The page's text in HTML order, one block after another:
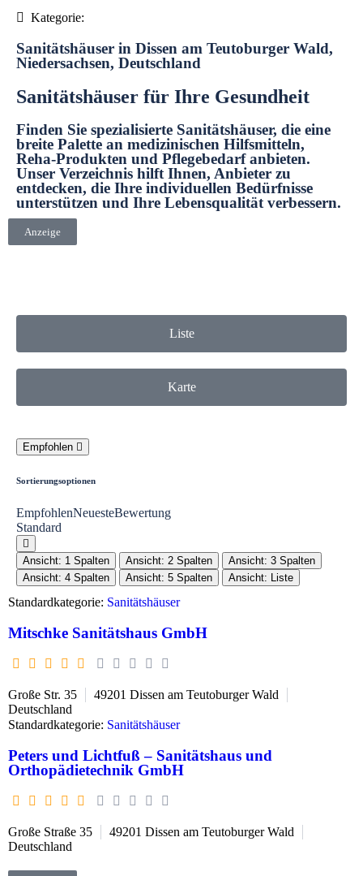
Kategorie:
Sanitätshäuser in Dissen am Teutoburger Wald,
Niedersachsen, Deutschland
Sanitätshäuser für Ihre Gesundheit
Finden Sie spezialisierte Sanitätshäuser, die eine
breite Palette an medizinischen Hilfsmitteln,
Reha-Produkten und Pflegebedarf anbieten.
Unser Verzeichnis hilft Ihnen, Anbieter zu
entdecken, die Ihre individuellen Bedürfnisse
unterstützen und Ihre Lebensqualität verbessern.
Anzeige
Liste
Karte
Empfohlen
Sortierungsoptionen
EmpfohlenNeuesteBewertung
Standard
Ansicht: 1 Spalten Ansicht: 2 Spalten
Ansicht: 3 Spalten
Ansicht: 4 Spalten
Ansicht: 5 Spalten Ansicht: Liste
Standardkategorie: Sanitätshäuser
Mitschke Sanitätshaus GmbH
Große Str. 35 49201 Dissen am Teutoburger Wald
Deutschland
Standardkategorie: Sanitätshäuser
Peters und Lichtfuß – Sanitätshaus und
Orthopädietechnik GmbH
Große Straße 35 49201 Dissen am Teutoburger Wald
Deutschland